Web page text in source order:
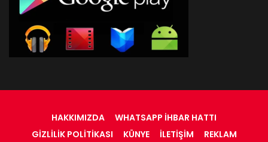
HAKKIMIZDA
WHATSAPP İHBAR HATTI
GIZLILIK POLITIKASI
KÜNYE İLETIŞIM REKLAM